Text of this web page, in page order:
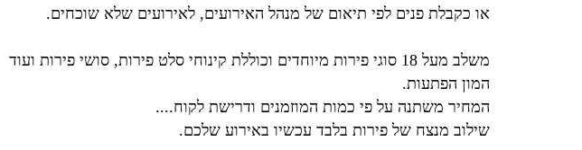
או כקבלת פנים לפי תיאום של מנהל האירועים, לאירועים שלא שוכחים.
משלב מעל 18 סוגי פירות מיוחדים וכוללת קינוחי סלט פירות, סושי פירות ועוד
המון הפתעות.
המחיר משתנה על פי כמות המוזמנים ודרישת לקוח....
שילוב מנצח של פירות בלבד עכשיו באירוע שלכם.